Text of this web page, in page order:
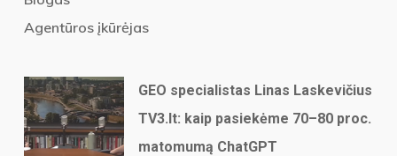
Agentūros įkūrėjas
GEO specialistas Linas Laskevičius
TV3.lt: kaip pasiekėme 70–80 proc.
matomumą ChatGPT